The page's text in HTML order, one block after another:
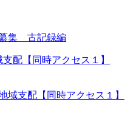
集 古記録編
域支配【同時アクセス１】